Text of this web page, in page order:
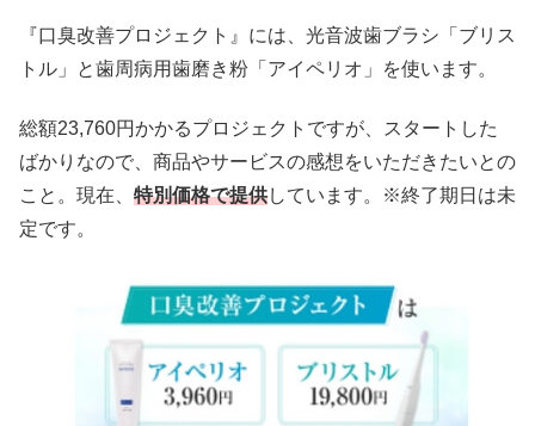
『口臭改善プロジェクト』には、光音波歯ブラシ「ブリス
トル」と歯周病用歯磨き粉「アイペリオ」を使います。
総額23,760円かかるプロジェクトですが、スタートした
ばかりなので、商品やサービスの感想をいただきたいとの
こと。現在、 特別価格で提供しています。※終了期日は未
定です。